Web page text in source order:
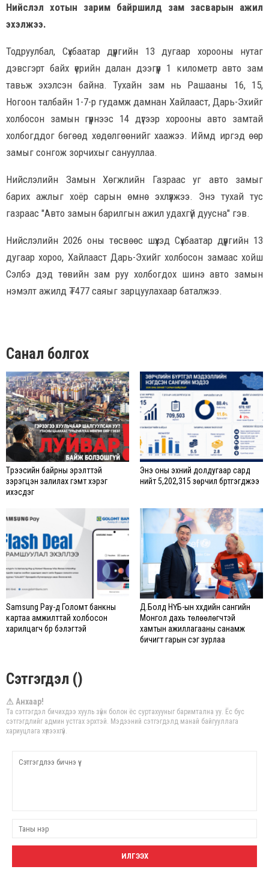
Нийслэл хотын зарим байршилд зам засварын ажил
эхэлжээ.
Тодруулбал, Сүхбаатар дүүргийн 13 дугаар хорооны нутаг
дэвсгэрт байх үерийн далан дээгүүр 1 километр авто зам
тавьж эхэлсэн байна. Тухайн зам нь Рашааны 16, 15,
Ногоон талбайн 1-7-р гудамж дамнан Хайлааст, Дарь-Эхийг
холбосон замын гүүрнээс 14 дүгээр хорооны авто замтай
холбогддог бөгөөд хөдөлгөөнийг хаажээ. Иймд иргэд өөр
замыг сонгож зорчихыг санууллаа.
Нийслэлийн Замын Хөгжлийн Газраас уг авто замыг
барих ажлыг хоёр сарын өмнө эхлүүлжээ. Энэ тухай тус
газраас "Авто замын барилгын ажил удахгүй дуусна" гэв.
Нийслэлийн 2026 оны төсвөөс шүүхэд Сүхбаатар дүүргийн 13
дугаар хороо, Хайлааст Дарь-Эхийг холбосон замаас хойш
Сэлбэ дэд төвийн зам руу холбогдох шинэ авто замын
нэмэлт ажилд ₮477 саяыг зарцуулахаар баталжээ.
Санал болгох
Түрээсийн байрны эрэлттэй
зэрэгцэн залилах гэмт хэрэг
ихэсдэг
Энэ оны эхний долдугаар сард
нийт 5,202,315 зөрчил бүртгэгджээ
Samsung Pay-д Голомт банкны
картаа амжилттай холбосон
харилцагч бүр бэлэгтэй
Д.Болд НҮБ-ын хүүхдийн сангийн
Монгол дахь төлөөлөгчтэй
хамтын ажиллагааны санамж
бичигт гарын үсэг зурлаа
Сэтгэгдэл ()
⚠ Анхаар!
Та сэтгэгдэл бичихдээ хууль зүйн болон ёс суртахууныг баримтална уу. Ёс бус
сэтгэгдлийг админ устгах эрхтэй. Мэдээний сэтгэгдэлд манай байгууллага
хариуцлага хүлээхгүй.